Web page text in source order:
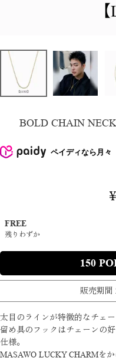
BOLD CHAIN
ペイディなら月々
¥
FREE
残りわずか
150
販売期間
太目のラインが特徴的なチェー
留め具のフックはチェーンの
仕様。
MASAWO LUCKY CHARMを